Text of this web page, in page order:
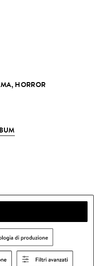
HORROR